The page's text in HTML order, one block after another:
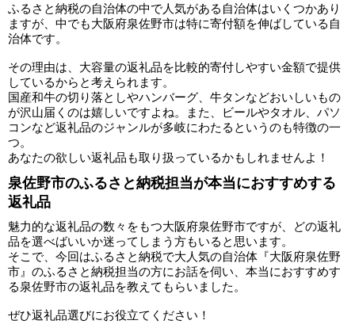
ふるさと納税の自治体の中で人気がある自治体はいくつかあり
ますが、中でも大阪府泉佐野市は特に寄付額を伸ばしている自
治体です。
その理由は、大容量の返礼品を比較的寄付しやすい金額で提供
しているからと考えられます。
国産和牛の切り落としやハンバーグ、牛タンなどおいしいもの
が沢山届くのは嬉しいですよね。また、ビールやタオル、パソ
コンなど返礼品のジャンルが多岐にわたるというのも特徴の一
つ。
あなたの欲しい返礼品も取り扱っているかもしれませんよ！
泉佐野市のふるさと納税担当が本当におすすめする
返礼品
魅力的な返礼品の数々をもつ大阪府泉佐野市ですが、どの返礼
品を選べばいいか迷ってしまう方もいると思います。
そこで、今回はふるさと納税で大人気の自治体『大阪府泉佐野
市』のふるさと納税担当の方にお話を伺い、本当におすすめす
る泉佐野市の返礼品を教えてもらいました。
ぜひ返礼品選びにお役立てください！